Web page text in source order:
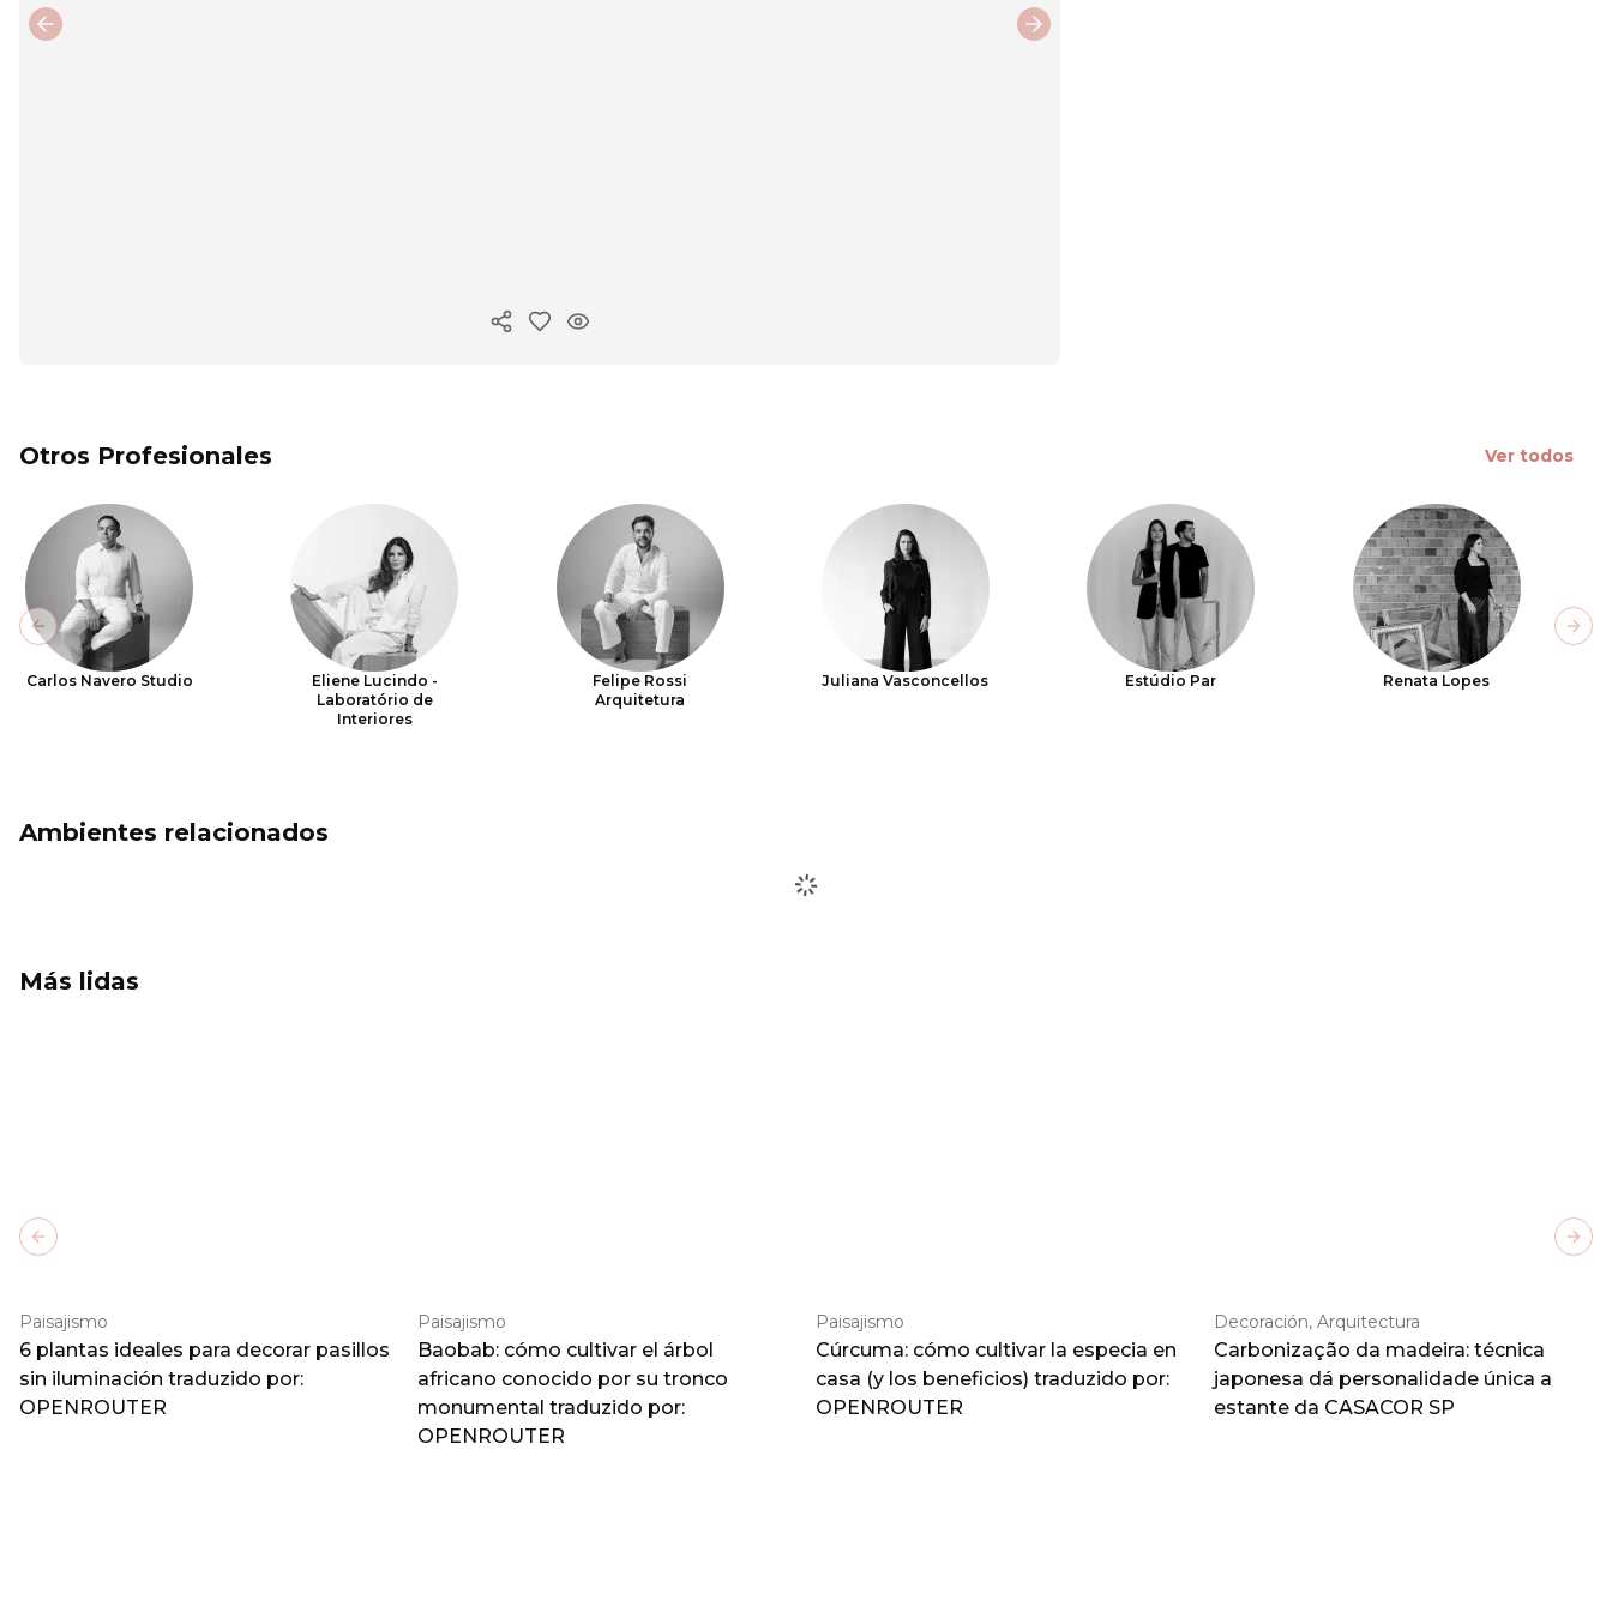
Copiar enlace
Previous slide Next slide
Otros Profesionales Ver todos
Carlos Navero Studio
Eliene Lucindo -
Laboratório de
Interiores
Felipe Rossi
Arquitetura
Juliana Vasconcellos Estúdio Par Renata Lopes
Previous slide
Ambientes relacionados
Más lidas
Paisajismo
6 plantas ideales para decorar pasillos
sin iluminación traduzido por:
OPENROUTER
Paisajismo
Baobab: cómo cultivar el árbol
africano conocido por su tronco
monumental traduzido por:
OPENROUTER
Paisajismo
Cúrcuma: cómo cultivar la especia en
casa (y los beneficios) traduzido por:
OPENROUTER
Decoración, Arquitectura
Carbonização da madeira: técnica
japonesa dá personalidade única a
estante da CASACOR SP
Previous slide